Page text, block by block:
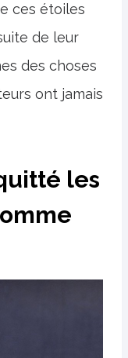
ces étoiles
de leur
des choses
ont jamais
les